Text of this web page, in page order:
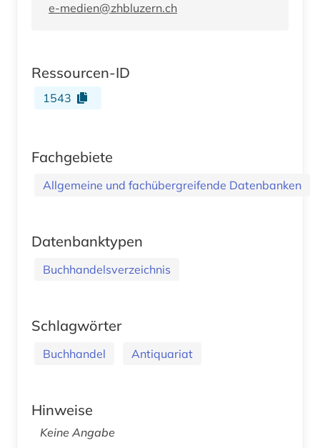
e-medien@zhbluzern.ch
Ressourcen-ID
1543
Fachgebiete
Allgemeine und fachübergreifende Datenbanken
Datenbanktypen
Buchhandelsverzeichnis
Schlagwörter
Buchhandel Antiquariat
Hinweise
Keine Angabe